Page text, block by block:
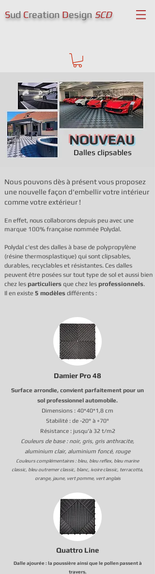
Sud Creation Design SCD
Dalles clipsables
NOUVEAU
Nous pouvons dès à présent vous proposez
une nouvelle façon d'embellir votre intérieur
comme votre extérieur !
En effet, nous collaborons depuis peu avec une
marque 100% française nommée Polydal.
Polydal c'est des dalles à base de polypropylène
(résine thermosplastique) qui sont clipsables,
durables, recyclables et résistantes. Ces dalles
peuvent être posées sur tout type de sol et aussi bien
chez les particuliers que chez les professionnels.
Il en existe 5 modèles différents :
Damier Pro 48
Surface arrondie, convient parfaitement pour un
sol professionnel automobile.
Dimensions : 40*40*1,8 cm
Stabilité : de -20° à +70°
Résistance : jusqu'à 32 t/m2
Couleurs de base : noir, gris, gris anthracite,
aluminium clair, aluminium foncé, rouge
Couleurs complémentaires : bleu, bleu reflex, bleu marine
classic, bleu outremer classic, blanc, ivoire classic, terracotta,
orange, jaune, vert pomme, vert anglais
Quattro Line
Dalle ajourée : la poussière ainsi que le pollen passent à
travers.